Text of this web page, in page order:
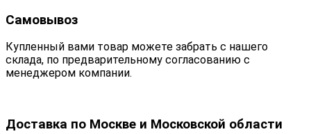
Самовывоз
Купленный вами товар можете забрать с нашего
склада, по предварительному согласованию с
менеджером компании.
Доставка по Москве и Московской области